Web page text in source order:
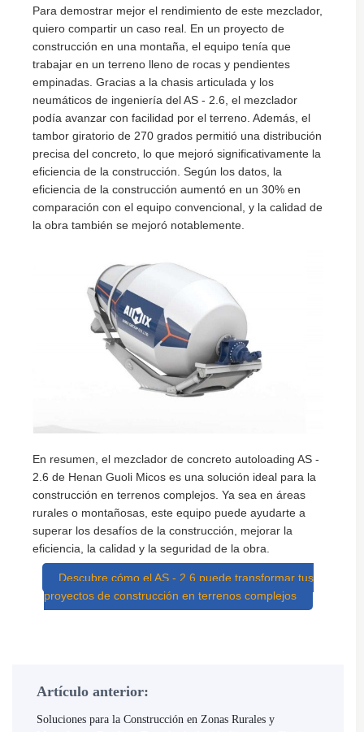
Para demostrar mejor el rendimiento de este mezclador,
quiero compartir un caso real. En un proyecto de
construcción en una montaña, el equipo tenía que
trabajar en un terreno lleno de rocas y pendientes
empinadas. Gracias a la chasis articulada y los
neumáticos de ingeniería del AS - 2.6, el mezclador
podía avanzar con facilidad por el terreno. Además, el
tambor giratorio de 270 grados permitió una distribución
precisa del concreto, lo que mejoró significativamente la
eficiencia de la construcción. Según los datos, la
eficiencia de la construcción aumentó en un 30% en
comparación con el equipo convencional, y la calidad de
la obra también se mejoró notablemente.
En resumen, el mezclador de concreto autoloading AS -
2.6 de Henan Guoli Micos es una solución ideal para la
construcción en terrenos complejos. Ya sea en áreas
rurales o montañosas, este equipo puede ayudarte a
superar los desafíos de la construcción, mejorar la
eficiencia, la calidad y la seguridad de la obra.
Descubre cómo el AS - 2.6 puede transformar tus
proyectos de construcción en terrenos complejos
Artículo anterior:
Soluciones para la Construcción en Zonas Rurales y